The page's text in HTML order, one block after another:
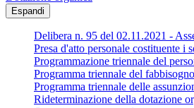
Espandi
Delibera n. 95 del 02.11.2021 -
Presa d'atto personale costituente i
Programmazione triennale del
Programma triennale del
Programma triennale delle
Rideterminazione della dotazione